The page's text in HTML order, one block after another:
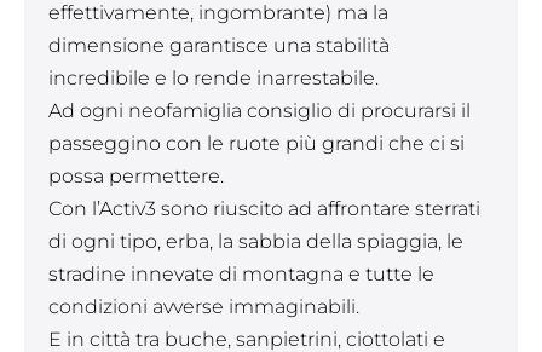
effettivamente, ingombrante) ma la
dimensione garantisce una stabilità
incredibile e lo rende inarrestabile.
Ad ogni neofamiglia consiglio di procurarsi il
passeggino con le ruote più grandi che ci si
possa permettere.
Con l’Activ3 sono riuscito ad affrontare sterrati
di ogni tipo, erba, la sabbia della spiaggia, le
stradine innevate di montagna e tutte le
condizioni avverse immaginabili.
E in città tra buche, sanpietrini, ciottolati e